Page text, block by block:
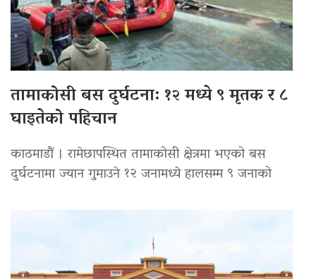
तामाकोसी बस दुर्घटना: १२ मध्ये ९ मृतक र ८
घाइतेको पहिचान
काठमाडौं । रामेछापस्थित तामाकोसी क्षेत्रमा भएको बस
दुर्घटनामा ज्यान गुमाउने १२ जनामध्ये हालसम्म ९ जनाको